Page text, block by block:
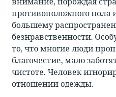
противоположного пола
большему
безнравственности.
то, что многие люди
благочестие, мало
чистоте. Человек
отношении одежды.